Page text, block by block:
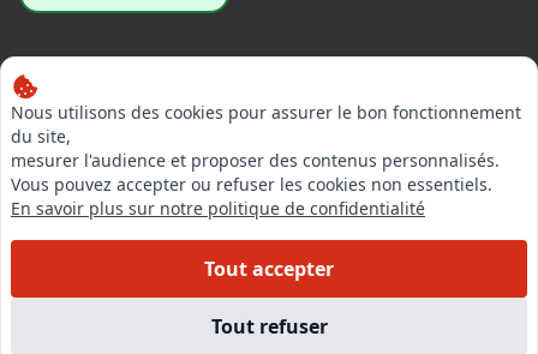
Nous utilisons des cookies pour assurer le bon fonctionnement
du site,
mesurer l'audience et proposer des contenus personnalisés.
Vous pouvez accepter ou refuser les cookies non essentiels.
En savoir plus sur notre politique de confidentialité
Tout accepter
Tout refuser
LinkedIn
Instagram
Facebook